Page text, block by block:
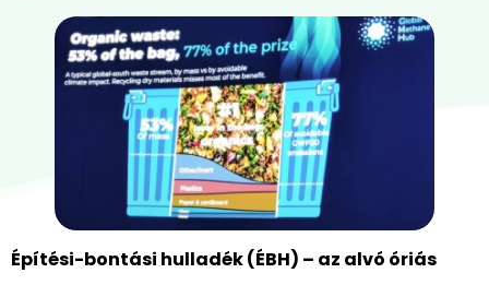
Építési-bontási hulladék (ÉBH) – az alvó óriás